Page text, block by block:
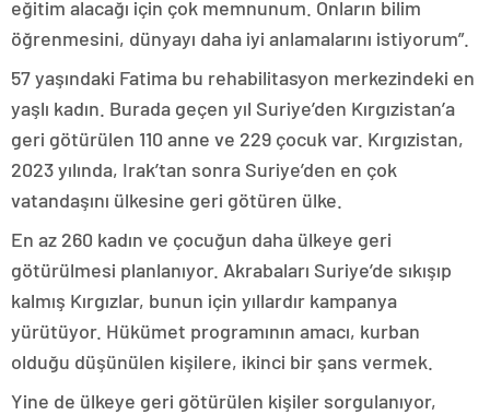
eğitim alacağı için çok memnunum. Onların bilim
öğrenmesini, dünyayı daha iyi anlamalarını istiyorum”.
57 yaşındaki Fatima bu rehabilitasyon merkezindeki en
yaşlı kadın. Burada geçen yıl Suriye’den Kırgızistan’a
geri götürülen 110 anne ve 229 çocuk var. Kırgızistan,
2023 yılında, Irak’tan sonra Suriye’den en çok
vatandaşını ülkesine geri götüren ülke.
En az 260 kadın ve çocuğun daha ülkeye geri
götürülmesi planlanıyor. Akrabaları Suriye’de sıkışıp
kalmış Kırgızlar, bunun için yıllardır kampanya
yürütüyor. Hükümet programının amacı, kurban
olduğu düşünülen kişilere, ikinci bir şans vermek.
Yine de ülkeye geri götürülen kişiler sorgulanıyor,